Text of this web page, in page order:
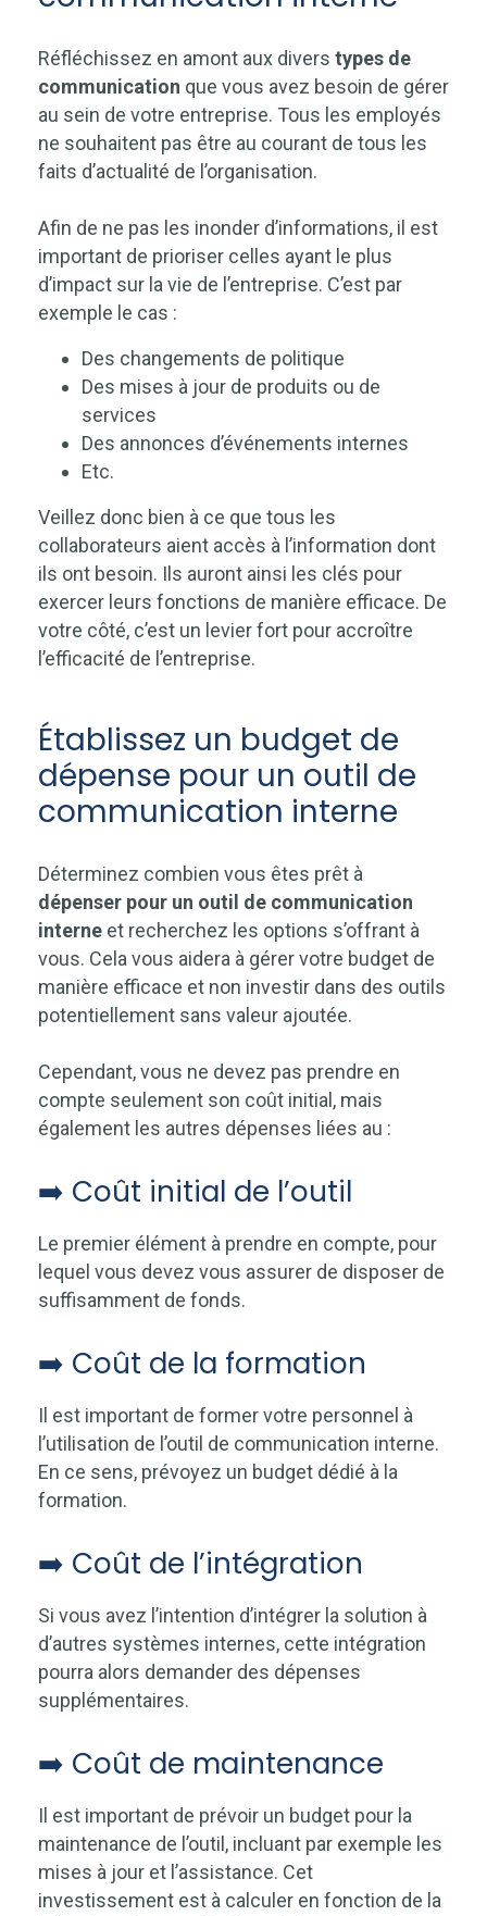
Réfléchissez en amont aux divers types de
communication que vous avez besoin de gérer
au sein de votre entreprise. Tous les employés
ne souhaitent pas être au courant de tous les
faits d’actualité de l’organisation.
Afin de ne pas les inonder d’informations, il est
important de prioriser celles ayant le plus
d’impact sur la vie de l’entreprise. C’est par
exemple le cas :
Des changements de politique
Des mises à jour de produits ou de
services
Des annonces d’événements internes
Etc.
Veillez donc bien à ce que tous les
collaborateurs aient accès à l’information dont
ils ont besoin. Ils auront ainsi les clés pour
exercer leurs fonctions de manière efficace. De
votre côté, c’est un levier fort pour accroître
l’efficacité de l’entreprise.
Établissez un budget de
dépense pour un outil de
communication interne
Déterminez combien vous êtes prêt à
dépenser pour un outil de communication
interne et recherchez les options s’offrant à
vous. Cela vous aidera à gérer votre budget de
manière efficace et non investir dans des outils
potentiellement sans valeur ajoutée.
Cependant, vous ne devez pas prendre en
compte seulement son coût initial, mais
également les autres dépenses liées au :
➡️ Coût initial de l’outil
Le premier élément à prendre en compte, pour
lequel vous devez vous assurer de disposer de
suffisamment de fonds.
➡️ Coût de la formation
Il est important de former votre personnel à
l’utilisation de l’outil de communication interne.
En ce sens, prévoyez un budget dédié à la
formation.
➡️ Coût de l’intégration
Si vous avez l’intention d’intégrer la solution à
d’autres systèmes internes, cette intégration
pourra alors demander des dépenses
supplémentaires.
➡️ Coût de maintenance
Il est important de prévoir un budget pour la
maintenance de l’outil, incluant par exemple les
mises à jour et l’assistance. Cet
investissement est à calculer en fonction de la